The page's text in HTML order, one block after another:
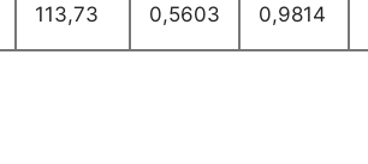
113,73 0,5603 0,9814